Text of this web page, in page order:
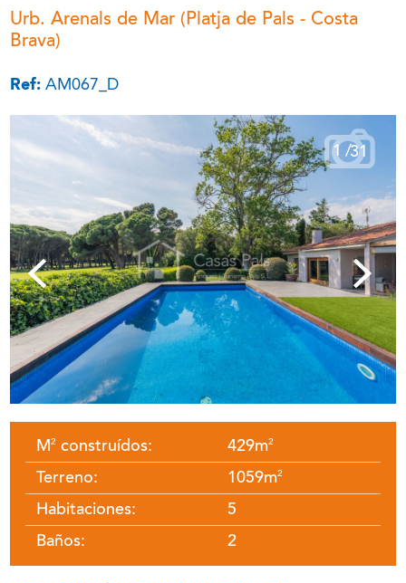
Urb. Arenals de Mar (Platja de Pals - Costa
Brava)
Ref: AM067_D
1 /31
M2 construídos: 429m2
Terreno: 1059m2
Habitaciones:
5
Baños:
2